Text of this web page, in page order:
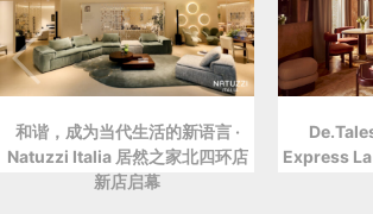
和谐，成为当代生活的新语言 ·
Natuzzi Italia 居然之家北四环店
新店启幕
Express